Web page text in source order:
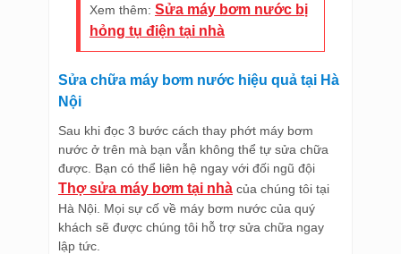
Xem thêm: Sửa máy bơm nước bị
hỏng tụ điện tại nhà
Sửa chữa máy bơm nước hiệu quả tại Hà
Nội
Sau khi đọc 3 bước cách thay phớt máy bơm
nước ở trên mà bạn vẫn không thể tự sửa chữa
được. Bạn có thể liên hệ ngay với đối ngũ đội
Thợ sửa máy bơm tại nhà của chúng tôi tại
Hà Nội. Mọi sự cố về máy bơm nước của quý
khách sẽ được chúng tôi hỗ trợ sửa chữa ngay
lập tức.